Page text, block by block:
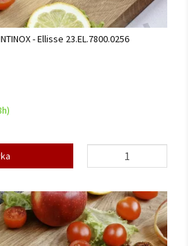
- Ellisse 23.EL.7800.0256